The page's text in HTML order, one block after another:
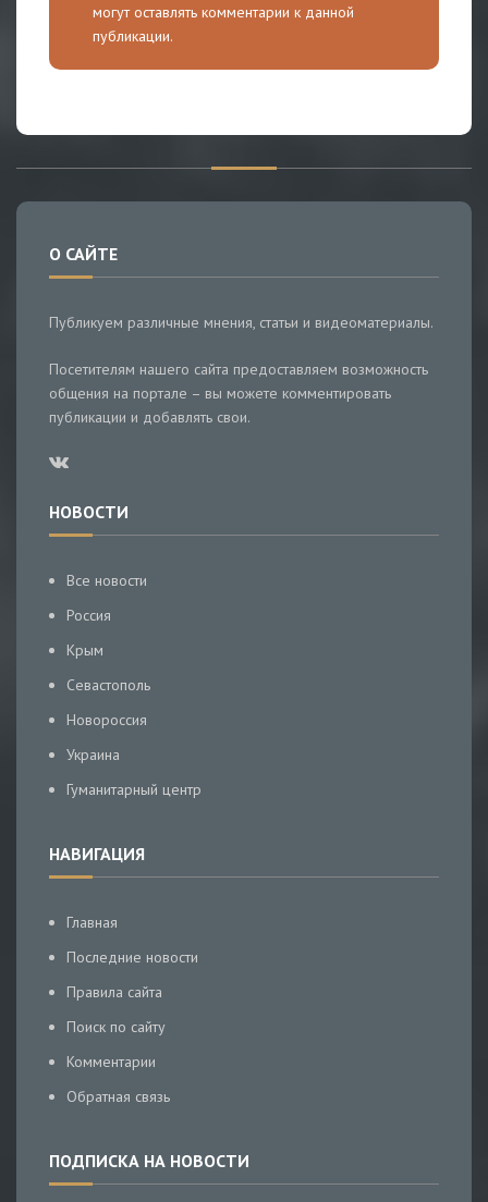
могут оставлять комментарии к данной
публикации.
О САЙТЕ
Публикуем различные мнения, статьи и видеоматериалы.
Посетителям нашего сайта предоставляем возможность
общения на портале – вы можете комментировать
публикации и добавлять свои.
НОВОСТИ
Все новости
Россия
Крым
Севастополь
Новороссия
Украина
Гуманитарный центр
НАВИГАЦИЯ
Главная
Последние новости
Правила сайта
Поиск по сайту
Комментарии
Обратная связь
ПОДПИСКА НА НОВОСТИ